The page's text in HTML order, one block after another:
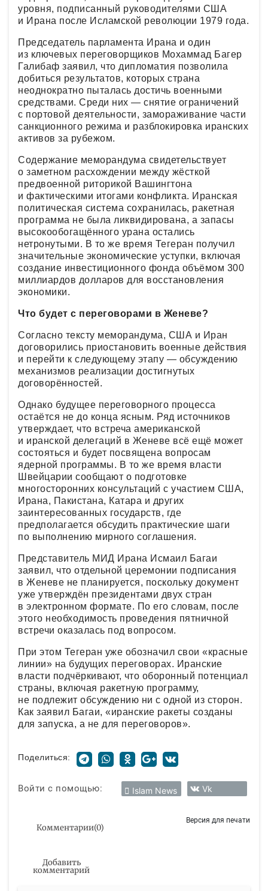
уровня, подписанный руководителями США
и Ирана после Исламской революции 1979 года.
Председатель парламента Ирана и один
из ключевых переговорщиков Мохаммад Багер
Галибаф заявил, что дипломатия позволила
добиться результатов, которых страна
неоднократно пыталась достичь военными
средствами. Среди них — снятие ограничений
с портовой деятельности, замораживание части
санкционного режима и разблокировка иранских
активов за рубежом.
Содержание меморандума свидетельствует
о заметном расхождении между жёсткой
предвоенной риторикой Вашингтона
и фактическими итогами конфликта. Иранская
политическая система сохранилась, ракетная
программа не была ликвидирована, а запасы
высокообогащённого урана остались
нетронутыми. В то же время Тегеран получил
значительные экономические уступки, включая
создание инвестиционного фонда объёмом 300
миллиардов долларов для восстановления
экономики.
Что будет с переговорами в Женеве?
Согласно тексту меморандума, США и Иран
договорились приостановить военные действия
и перейти к следующему этапу — обсуждению
механизмов реализации достигнутых
договорённостей.
Однако будущее переговорного процесса
остаётся не до конца ясным. Ряд источников
утверждает, что встреча американской
и иранской делегаций в Женеве всё ещё может
состояться и будет посвящена вопросам
ядерной программы. В то же время власти
Швейцарии сообщают о подготовке
многосторонних консультаций с участием США,
Ирана, Пакистана, Катара и других
заинтересованных государств, где
предполагается обсудить практические шаги
по выполнению мирного соглашения.
Представитель МИД Ирана Исмаил Багаи
заявил, что отдельной церемонии подписания
в Женеве не планируется, поскольку документ
уже утверждён президентами двух стран
в электронном формате. По его словам, после
этого необходимость проведения пятничной
встречи оказалась под вопросом.
При этом Тегеран уже обозначил свои «красные
линии» на будущих переговорах. Иранские
власти подчёркивают, что оборонный потенциал
страны, включая ракетную программу,
не подлежит обсуждению ни с одной из сторон.
Как заявил Багаи, «иранские ракеты созданы
для запуска, а не для переговоров».
Поделиться:
Войти с помощью: Islam News Vk
Комментарии(0)
Версия для печати
Добавить
комментарий